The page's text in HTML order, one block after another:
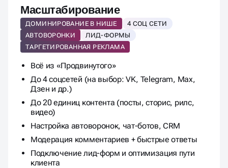
Масштабирование
ДОМИНИРОВАНИЕ В НИШЕ
4 СОЦ СЕТИ
АВТОВОРОНКИ
ЛИД-ФОРМЫ
ТАРГЕТИРОВАННАЯ РЕКЛАМА
Всё из «Продвинутого»
До 4 соцсетей (на выбор: VK, Telegram, Max,
Дзен и др.)
До 20 единиц контента (посты, сторис, рилс,
видео)
Настройка автоворонок, чат-ботов, CRM
Модерация комментариев + быстрые ответы
Подключение лид-форм и оптимизация пути
клиента